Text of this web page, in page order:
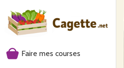
Faire mes courses